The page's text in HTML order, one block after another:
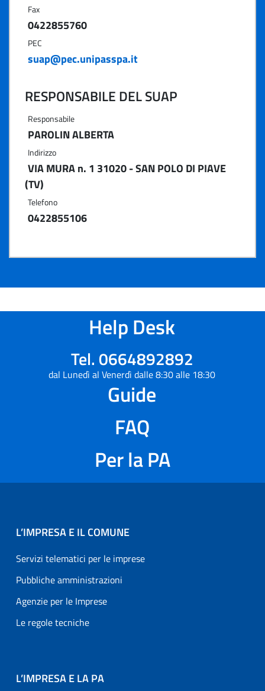
Fax
0422855760
PEC
suap@pec.unipasspa.it
RESPONSABILE DEL SUAP
Responsabile
PAROLIN ALBERTA
Indirizzo
VIA MURA n. 1 31020 - SAN POLO DI PIAVE
(TV)
Telefono
0422855106
Help Desk
Tel. 0664892892
dal Lunedì al Venerdì dalle 8:30 alle 18:30
Guide
FAQ
Per la PA
L’IMPRESA E IL COMUNE
Servizi telematici per le imprese
Pubbliche amministrazioni
Agenzie per le Imprese
Le regole tecniche
L’IMPRESA E LA PA